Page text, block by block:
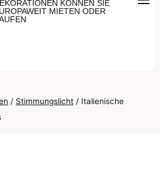
KÖNNEN SIE
MIETEN ODER
/ Stimmungslicht / Italienische